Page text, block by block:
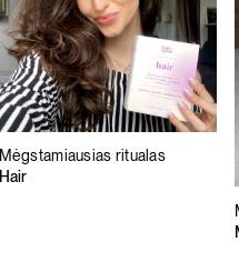
Mėgstamiausias ritualas
Hair